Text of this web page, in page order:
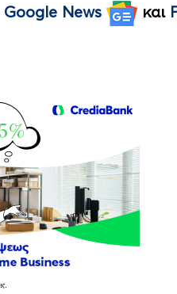
Google News και